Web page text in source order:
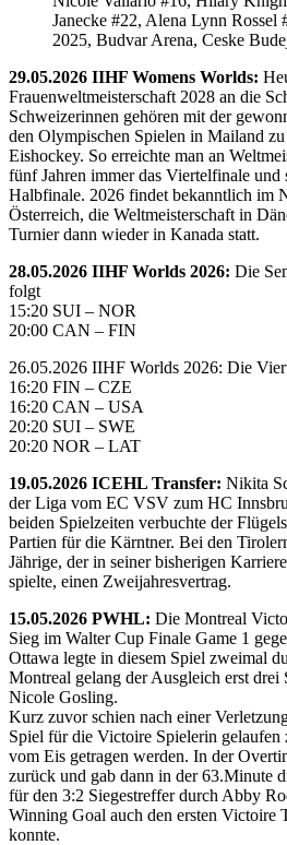
Janecke #22, Alena Lynn
2025, Budvar Arena, Ceske
29.05.2026 IIHF Womens Worlds:
Frauenweltmeisterschaft 2028 an die
Schweizerinnen gehören mit der
den Olympischen Spielen in Mailand
Eishockey. So erreichte man an
fünf Jahren immer das Viertelfinale
Halbfinale. 2026 findet bekanntlich im
Österreich, die Weltmeisterschaft in
Turnier dann wieder in Kanada statt.
28.05.2026 IIHF Worlds 2026: Die
folgt
15:20 SUI – NOR
20:00 CAN – FIN
26.05.2026 IIHF Worlds 2026: Die
16:20 FIN – CZE
16:20 CAN – USA
20:20 SUI – SWE
20:20 NOR – LAT
19.05.2026 ICEHL Transfer: Nikita
der Liga vom EC VSV zum HC
beiden Spielzeiten verbuchte der
Partien für die Kärntner. Bei den
Jährige, der in seiner bisherigen
spielte, einen Zweijahresvertrag.
15.05.2026 PWHL: Die Montreal
Sieg im Walter Cup Finale Game 1
Ottawa legte in diesem Spiel zweimal
Montreal gelang der Ausgleich erst drei
Nicole Gosling.
Kurz zuvor schien nach einer
Spiel für die Victoire Spielerin gelaufen
vom Eis getragen werden. In der
zurück und gab dann in der 63.Minute
für den 3:2 Siegestreffer durch Abby
Winning Goal auch den ersten Victoire
konnte.